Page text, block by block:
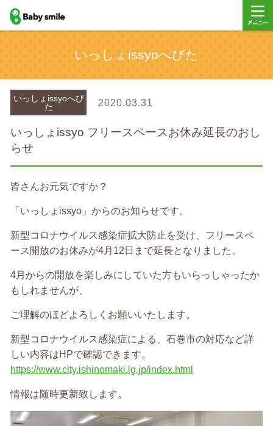
baby smile
いっしょissyoへびた
いっしょissyoへび
た
2020.03.31
いっしょissyo フリースペースお休み延長のおし
らせ
皆さんお元気ですか？
「いっしょissyo」からのお知らせです。
新型コロナウイルス感染症拡大防止を受け、フリースペ
ース開放のお休みが4月12日まで延長となりました。
4月からの開放を楽しみにしていた方もいらっしゃったか
もしれませんが、
ご理解のほどよろしくお願いいたします。
新型コロナウイルス感染症による、石巻市の対応など詳
しい内容はHPで確認できます。
https://www.city.ishinomaki.lg.jp/index.html
情報は随時更新致します。